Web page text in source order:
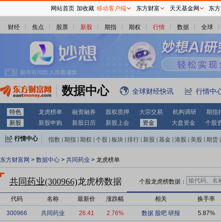
财经 焦点 股票 新股 期指 期权 行情 数据 全球
数据中心 全球财经快讯 行情中
特色 龙虎榜单 融资融券 股权质押 大宗交易 机构调研
期指
新股
新股申购 新股日历 新股上会 资金 大盘资金 个股
行情中心 指数 期指 期权 个股 板块 排行 新股 基金 港股 美股 期货
东方财富网 > 数据中心 > 共同药业 > 龙虎榜单
共同药业(300966)龙虎榜数据 个股龙虎榜数据：
代码 名称 最新价 涨跌幅 相关 换手率
300966 共同药业 26.41 2.76% 数据 股吧 研报 5.87%
网站首页 加收藏 移动客户端 东方财富 天天基金网 东